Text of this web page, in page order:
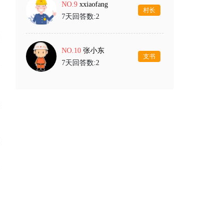
NO.9 xxiaofang
7天回答数:2
村长
NO.10 张小东
7天回答数:2
支书